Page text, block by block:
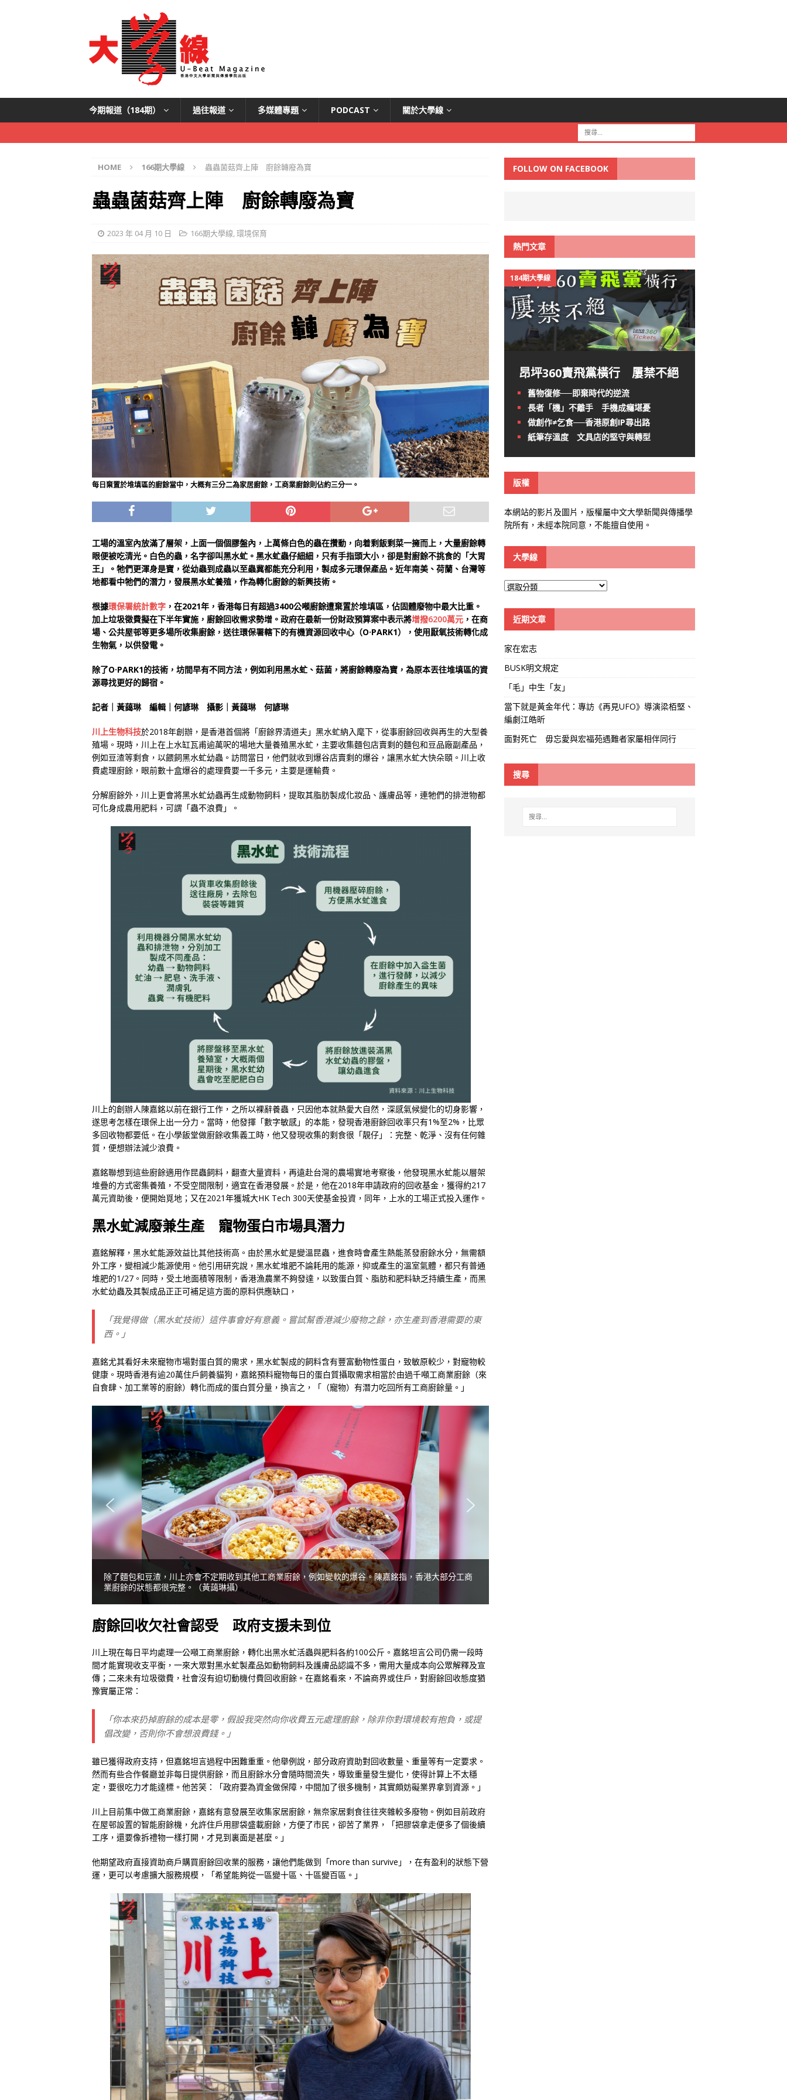
今期報道（184期） 過往報道 多媒體專題 PODCAST 關於大學線
HOME 166期大學線 蟲蟲菌菇齊上陣 廚餘轉廢為寶
蟲蟲菌菇齊上陣 廚餘轉廢為寶
2023 年 04 月 10 日 166期大學線,環境保育
每日棄置於堆填區的廚餘當中，大概有三分二為家居廚餘，工商業廚餘則佔約三分一。
工場的溫室內放滿了層架，上面一個個膠盤內，上萬條白色的蟲在攢動，向着剩飯剩菜一擁而上，大量廚餘轉
眼便被吃清光。白色的蟲，名字卻叫黑水虻。黑水虻蟲仔細細，只有手指頭大小，卻是對廚餘不挑食的「大胃
王」。牠們更渾身是寶，從幼蟲到成蟲以至蟲冀都能充分利用，製成多元環保產品。近年南美、荷蘭、台灣等
地都看中牠們的潛力，發展黑水虻養殖，作為轉化廚餘的新興技術。
根據環保署統計數字 ，在2021年，香港每日有超過3400公噸廚餘遭棄置於堆填區，佔固體廢物中最大比重。
加上垃圾徵費擬在下半年實施，廚餘回收需求勢增。政府在最新一份財政預算案中表示將增撥6200萬元 ，在商
場、公共屋邨等更多場所收集廚餘，送往環保署轄下的有機資源回收中心（O·PARK1），使用厭氧技術轉化成
生物氣，以供發電。
除了O·PARK1的技術，坊間早有不同方法，例如利用黑水虻、菇菌，將廚餘轉廢為寶，為原本丟往堆填區的資
源尋找更好的歸宿。
記者｜黃藹琳 編輯｜何諺琳 攝影｜黃藹琳 何諺琳
川上生物科技於2018年創辦，是香港首個將「廚餘界清道夫」黑水虻納入麾下，從事廚餘回收與再生的大型養
殖場。現時，川上在上水缸瓦甫逾萬呎的場地大量養殖黑水虻，主要收集麵包店賣剩的麵包和豆品廠副產品，
例如豆渣等剩食，以餵飼黑水虻幼蟲。訪問當日，他們就收到爆谷店賣剩的爆谷，讓黑水虻大快朵頤。川上收
費處理廚餘，眼前數十盒爆谷的處理費要一千多元，主要是運輸費。
分解廚餘外，川上更會將黑水虻幼蟲再生成動物飼料，提取其脂肪製成化妝品、護膚品等，連牠們的排泄物都
可化身成農用肥料，可謂「蟲不浪費」。
川上的創辦人陳嘉銘以前在銀行工作，之所以裸辭養蟲，只因他本就熱愛大自然，深感氣候變化的切身影響，
遂思考怎樣在環保上出一分力。當時，他發揮「數字敏感」的本能，發現香港廚餘回收率只有1%至2%，比眾
多回收物都要低。在小學飯堂做廚餘收集義工時，他又發現收集的剩食很「靚仔」：完整、乾淨、沒有任何雜
質，便想辦法減少浪費。
嘉銘聯想到這些廚餘適用作昆蟲飼料，翻查大量資料，再遠赴台灣的農場實地考察後，他發現黑水虻能以層架
堆疊的方式密集養殖，不受空間限制，適宜在香港發展。於是，他在2018年申請政府的回收基金，獲得約217
萬元資助後，便開始覓地；又在2021年獲城大HK Tech 300天使基金投資，同年，上水的工場正式投入運作。
黑水虻減廢兼生產 寵物蛋白市場具潛力
嘉銘解釋，黑水虻能源效益比其他技術高。由於黑水虻是變溫昆蟲，進食時會產生熱能蒸發廚餘水分，無需額
外工序，變相減少能源使用。他引用研究說，黑水虻堆肥不論耗用的能源，抑或產生的溫室氣體，都只有普通
堆肥的1/27。同時，受土地面積等限制，香港漁農業不夠發達，以致蛋白質、脂肪和肥料缺乏持續生產，而黑
水虻幼蟲及其製成品正正可補足這方面的原料供應缺口，
「我覺得做（黑水虻技術）這件事會好有意義。嘗試幫香港減少廢物之餘，亦生產到香港需要的東
西。」
嘉銘尤其看好未來寵物市場對蛋白質的需求，黑水虻製成的飼料含有豐富動物性蛋白，致敏原較少，對寵物較
健康。現時香港有逾20萬住戶飼養貓狗，嘉銘預料寵物每日的蛋白質攝取需求相當於由過千噸工商業廚餘（來
自食肆、加工業等的廚餘）轉化而成的蛋白質分量，換言之，「（寵物）有潛力吃回所有工商廚餘量。」
除了麵包和豆渣，川上亦會不定期收到其他工商業廚餘，例如變軟的爆谷。陳嘉銘指，香港大部分工商
業廚餘的狀態都很完整。（黃藹琳攝）
廚餘回收欠社會認受 政府支援未到位
川上現在每日平均處理一公噸工商業廚餘，轉化出黑水虻活蟲與肥料各約100公斤。嘉銘坦言公司仍需一段時
間才能實現收支平衡，一來大眾對黑水虻製產品如動物飼料及護膚品認識不多，需用大量成本向公眾解釋及宣
傳；二來未有垃圾徵費，社會沒有迫切動機付費回收廚餘。在嘉銘看來，不論商界或住戶，對廚餘回收態度猶
豫實屬正常：
「你本來扔掉廚餘的成本是零，假設我突然向你收費五元處理廚餘，除非你對環境較有抱負，或提
倡改變，否則你不會想浪費錢。」
雖已獲得政府支持，但嘉銘坦言過程中困難重重。他舉例說，部分政府資助對回收數量、重量等有一定要求。
然而有些合作餐廳並非每日提供廚餘，而且廚餘水分會隨時間流失，導致重量發生變化，使得計算上不太穩
定，要很吃力才能達標。他苦笑：「政府要為資金做保障，中間加了很多機制，其實頗妨礙業界拿到資源。」
川上目前集中做工商業廚餘，嘉銘有意發展至收集家居廚餘，無奈家居剩食往往夾雜較多廢物。例如目前政府
在屋邨設置的智能廚餘機，允許住戶用膠袋盛載廚餘，方便了市民，卻苦了業界，「把膠袋拿走便多了個後續
工序，還要像拆禮物一樣打開，才見到裏面是甚麼。」
他期望政府直接資助商戶購買廚餘回收業的服務，讓他們能做到「more than survive」，在有盈利的狀態下營
運，更可以考慮擴大服務規模，「希望能夠從一區變十區、十區變百區。」
FOLLOW ON FACEBOOK
熱門文章
184期大學線
昂坪360賣飛黨橫行 屢禁不絕
舊物復修──即棄時代的逆流
長者「機」不離手 手機成癮堪憂
做創作≠乞食──香港原創IP尋出路
紙筆存溫度 文具店的堅守與轉型
版權
本網站的影片及圖片，版權屬中文大學新聞與傳播學
院所有，未經本院同意，不能擅自使用。
大學線
大
線
近期文章
家在宏志
BUSK明文規定
「毛」中生「友」
當下就是黃金年代：專訪《再見UFO》導演梁栢堅、
編劇江皓昕
面對死亡 毋忘愛與宏福苑遇難者家屬相伴同行
搜尋